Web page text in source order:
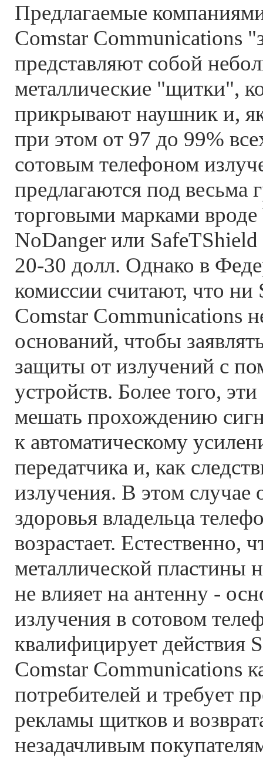
Предлагаемые
Comstar Communications
представляют собой
металлические "щитки",
прикрывают наушник и,
при этом от 97 до 99%
сотовым телефоном
предлагаются под весьма
торговыми марками
NoDanger или SafeTShield
20-30 долл. Однако в
комиссии считают, что ни
Comstar Communications
оснований, чтобы
защиты от излучений с
устройств. Более того,
мешать прохождению
к автоматическому
передатчика и, как
излучения. В этом случае
здоровья владельца
возрастает. Естественно,
металлической пластины
не влияет на антенну -
излучения в сотовом
квалифицирует действия
Comstar Communications
потребителей и требует
рекламы щитков и
незадачливым